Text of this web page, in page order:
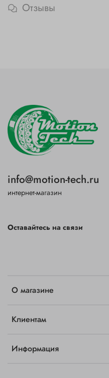
Отзывы
О магазине
Клиентам
Информация
info@motion-tech.ru
интернет-магазин
Оставайтесь на связи